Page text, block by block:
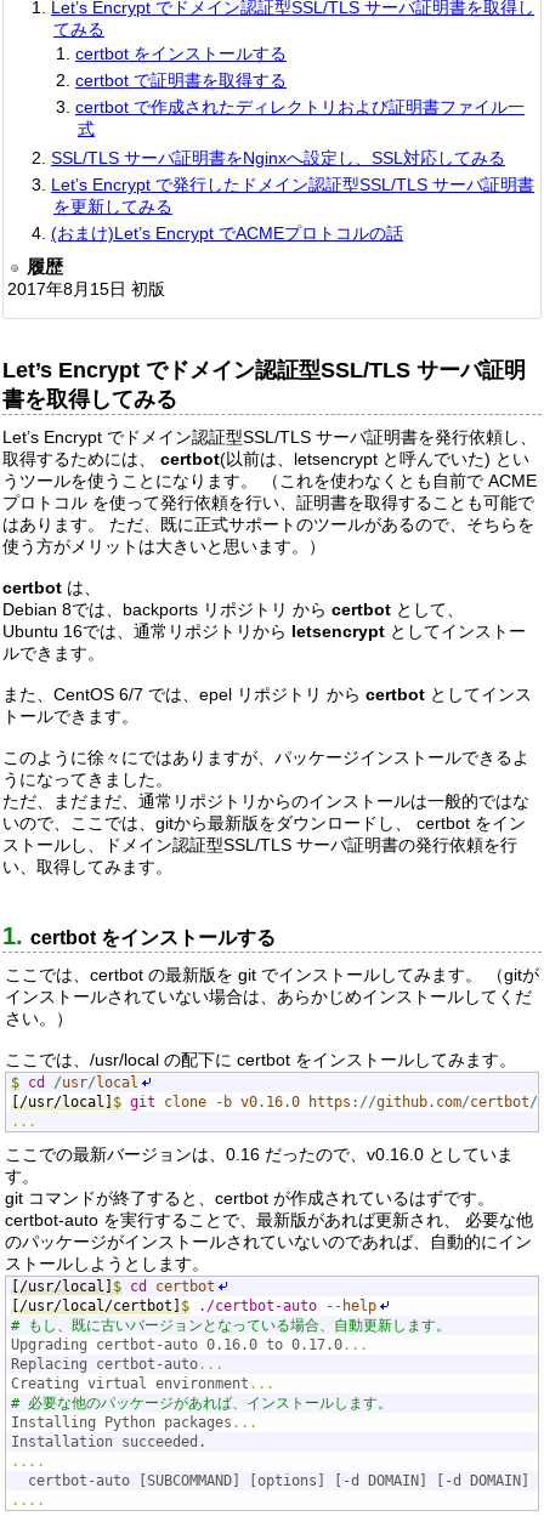
Let’s Encrypt でドメイン認証型SSL/TLS サーバ証明書を取得し
てみる
certbot をインストールする
certbot で証明書を取得する
certbot で作成されたディレクトリおよび証明書ファイル一
式
SSL/TLS サーバ証明書をNginxへ設定し、SSL対応してみる
Let’s Encrypt で発行したドメイン認証型SSL/TLS サーバ証明書
を更新してみる
(おまけ)Let’s Encrypt でACMEプロトコルの話
履歴
2017年8月15日 初版
Let’s Encrypt でドメイン認証型SSL/TLS サーバ証明
書を取得してみる
Let’s Encrypt でドメイン認証型SSL/TLS サーバ証明書を発行依頼し、
取得するためには、 certbot(以前は、letsencrypt と呼んでいた) とい
うツールを使うことになります。 （これを使わなくとも自前で ACME
プロトコル を使って発行依頼を行い、証明書を取得することも可能で
はあります。 ただ、既に正式サポートのツールがあるので、そちらを
使う方がメリットは大きいと思います。）
certbot は、
Debian 8では、backports リポジトリ から certbot として、
Ubuntu 16では、通常リポジトリから letsencrypt としてインストー
ルできます。
また、CentOS 6/7 では、epel リポジトリ から certbot としてインス
トールできます。
このように徐々にではありますが、パッケージインストールできるよ
うになってきました。
ただ、まだまだ、通常リポジトリからのインストールは一般的ではな
いので、ここでは、gitから最新版をダウンロードし、 certbot をイン
ストールし、ドメイン認証型SSL/TLS サーバ証明書の発行依頼を行
い、取得してみます。
certbot をインストールする
ここでは、certbot の最新版を git でインストールしてみます。 （gitが
インストールされていない場合は、あらかじめインストールしてくだ
さい。）
ここでは、/usr/local の配下に certbot をインストールしてみます。
$ cd /usr/ local
[/usr/local]$ git clone - b v0. 16.0 https ://github. com/certbot/
...
ここでの最新バージョンは、0.16 だったので、v0.16.0 としていま
す。
git コマンドが終了すると、certbot が作成されているはずです。
certbot-auto を実行することで、最新版があれば更新され、 必要な他
のパッケージがインストールされていないのであれば、自動的にイン
ストールしようとします。
[/usr/local]$ cd
certbot
[/usr/local/certbot]$ ./certbot-auto -- help
# もし、既に古いバージョンとなっている場合、自動更新します。
Upgrading certbot-auto 0.16.0 to 0.17.0...
Replacing certbot-auto...
Creating virtual environment ...
# 必要な他のパッケージがあれば、インストールします。
Installing Python packages ...
Installation succeeded.
....
  certbot-auto [SUBCOMMAND] [options] [-d DOMAIN] [-d DOMAIN]
....